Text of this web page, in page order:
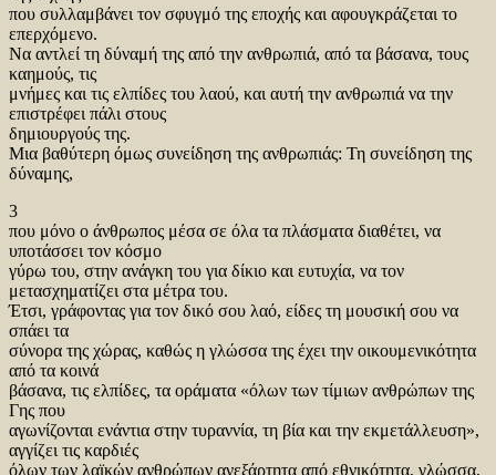
που συλλαμβάνει τον σφυγμό της εποχής και αφουγκράζεται το
επερχόμενο.
Να αντλεί τη δύναμή της από την ανθρωπιά, από τα βάσανα, τους
καημούς, τις
μνήμες και τις ελπίδες του λαού, και αυτή την ανθρωπιά να την
επιστρέφει πάλι στους
δημιουργούς της.
Μια βαθύτερη όμως συνείδηση της ανθρωπιάς: Τη συνείδηση της
δύναμης,
3
που μόνο ο άνθρωπος μέσα σε όλα τα πλάσματα διαθέτει, να
υποτάσσει τον κόσμο
γύρω του, στην ανάγκη του για δίκιο και ευτυχία, να τον
μετασχηματίζει στα μέτρα του.
Έτσι, γράφοντας για τον δικό σου λαό, είδες τη μουσική σου να
σπάει τα
σύνορα της χώρας, καθώς η γλώσσα της έχει την οικουμενικότητα
από τα κοινά
βάσανα, τις ελπίδες, τα οράματα «όλων των τίμιων ανθρώπων της
Γης που
αγωνίζονται ενάντια στην τυραννία, τη βία και την εκμετάλλευση»,
αγγίζει τις καρδιές
όλων των λαϊκών ανθρώπων ανεξάρτητα από εθνικότητα, γλώσσα,